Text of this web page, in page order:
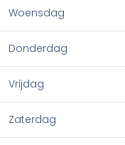
Woensdag
Donderdag
Vrijdag
Zaterdag